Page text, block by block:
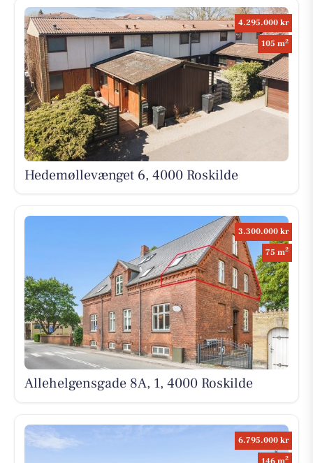
4.295.000 kr
105 m2
Hedemøllevænget 6, 4000 Roskilde
3.300.000 kr
75 m2
Allehelgensgade 8A, 1, 4000 Roskilde
6.795.000 kr
146 m2